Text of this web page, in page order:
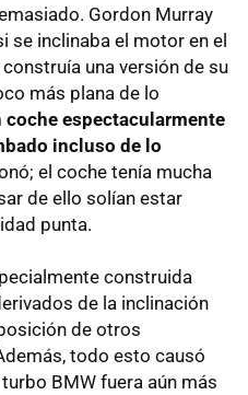
Gordon Murray
se inclinaba el motor en el
una versión de su
más plana de lo
coche espectacularmente
incluso de lo
el coche tenía mucha
de ello solían estar
punta.
construida
de la inclinación
de otros
todo esto causó
BMW fuera aún más